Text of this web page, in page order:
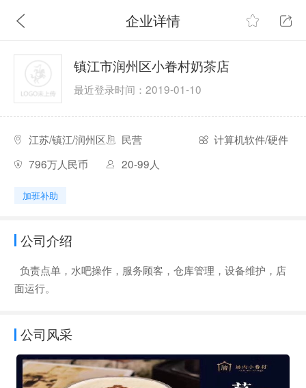
企业详情
镇江市润州区小眷村奶茶店
最近登录时间：2019-01-10
江苏/镇江/润州区 民营
计算机软件/硬件
796万人民币
20-99人
加班补助
公司介绍
负责点单，水吧操作，服务顾客，仓库管理，设备维护，店
面运行。
公司风采